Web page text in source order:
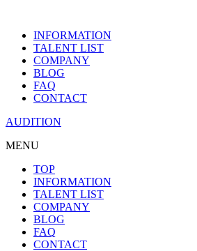
INFORMATION
TALENT LIST
COMPANY
BLOG
FAQ
CONTACT
AUDITION
MENU
TOP
INFORMATION
TALENT LIST
COMPANY
BLOG
FAQ
CONTACT